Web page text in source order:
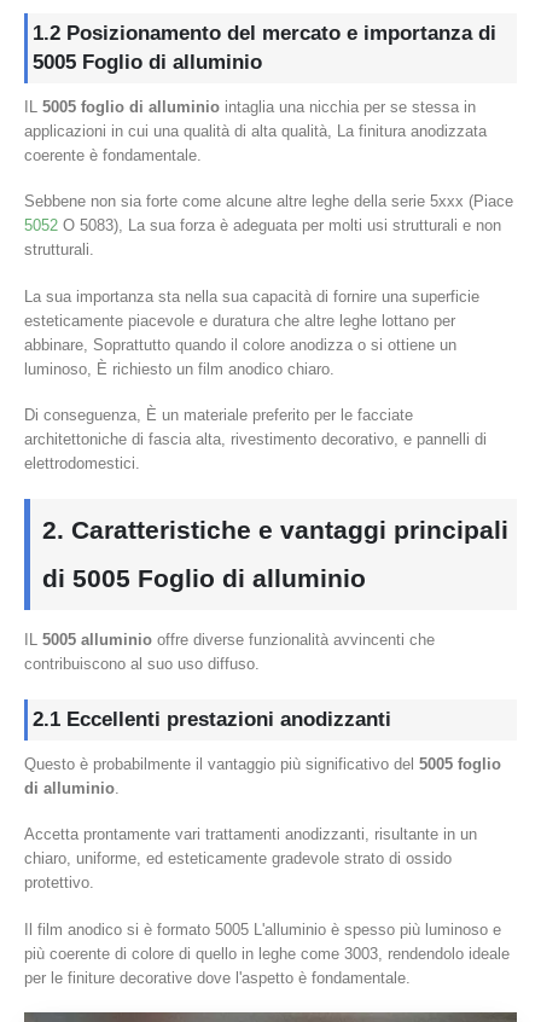
1.2 Posizionamento del mercato e importanza di
5005 Foglio di alluminio
IL 5005 foglio di alluminio intaglia una nicchia per se stessa in
applicazioni in cui una qualità di alta qualità, La finitura anodizzata
coerente è fondamentale.
Sebbene non sia forte come alcune altre leghe della serie 5xxx (Piace
5052 O 5083), La sua forza è adeguata per molti usi strutturali e non
strutturali.
La sua importanza sta nella sua capacità di fornire una superficie
esteticamente piacevole e duratura che altre leghe lottano per
abbinare, Soprattutto quando il colore anodizza o si ottiene un
luminoso, È richiesto un film anodico chiaro.
Di conseguenza, È un materiale preferito per le facciate
architettoniche di fascia alta, rivestimento decorativo, e pannelli di
elettrodomestici.
2. Caratteristiche e vantaggi principali
di 5005 Foglio di alluminio
5005 alluminio offre diverse funzionalità avvincenti che
contribuiscono al suo uso diffuso.
2.1 Eccellenti prestazioni anodizzanti
Questo è probabilmente il vantaggio più significativo del 5005 foglio
di alluminio
Accetta prontamente vari trattamenti anodizzanti, risultante in un
chiaro, uniforme, ed esteticamente gradevole strato di ossido
protettivo.
Il film anodico si è formato 5005 L'alluminio è spesso più luminoso e
più coerente di colore di quello in leghe come 3003, rendendolo ideale
per le finiture decorative dove l'aspetto è fondamentale.